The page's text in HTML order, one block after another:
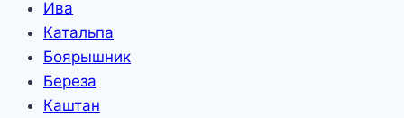
Ива
Катальпа
Боярышник
Береза
Каштан